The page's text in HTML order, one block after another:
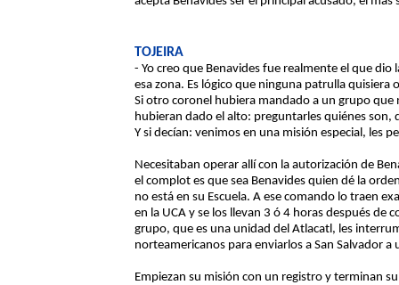
TOJEIRA
- Yo creo que Benavides fue realmente el que
esa zona. Es lógico que ninguna patrulla
Si otro coronel hubiera mandado a un grupo que
hubieran dado el alto: preguntarles quiénes
Y si decían: venimos en una misión especial, les
Necesitaban operar allí con la autorización de
el complot es que sea Benavides quien dé la
no está en su Escuela. A ese comando lo traen
en la UCA y se los llevan 3 ó 4 horas después de
grupo, que es una unidad del Atlacatl, les
norteamericanos para enviarlos a San Salvador a
Empiezan su misión con un registro y terminan